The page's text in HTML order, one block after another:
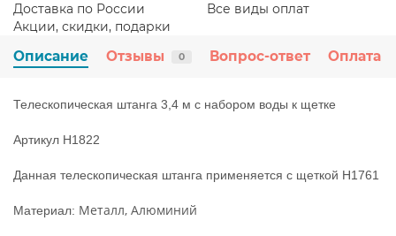
Доставка по России
Все виды оплат
Акции, скидки, подарки
Описание Отзывы 0 Вопрос-ответ Оплата
Телескопическая штанга 3,4 м с набором воды к щетке
Артикул H1822
Данная телескопическая штанга применяется с щеткой H1761
Материал: Металл, Алюминий